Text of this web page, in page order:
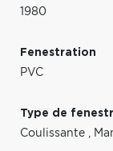
1980
Fenestration
PVC
Type de
Coulissante ,